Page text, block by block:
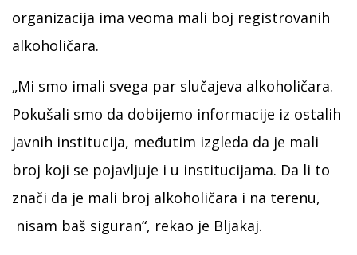
organizacija ima veoma mali boj registrovanih
alkoholičara.
„Mi smo imali svega par slučajeva alkoholičara.
Pokušali smo da dobijemo informacije iz ostalih
javnih institucija, međutim izgleda da je mali
broj koji se pojavljuje i u institucijama. Da li to
znači da je mali broj alkoholičara i na terenu,
nisam baš siguran“, rekao je Bljakaj.